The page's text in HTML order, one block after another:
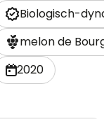
Biologisch-
melon de
2020